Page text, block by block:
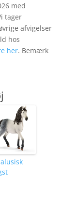
med
tager
afvigelser
hos
her. Bemærk